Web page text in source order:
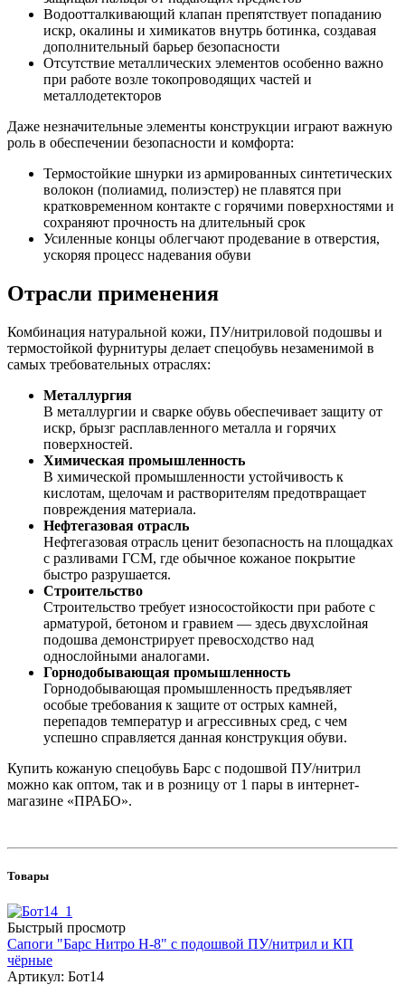
Водоотталкивающий клапан препятствует попаданию
искр, окалины и химикатов внутрь ботинка, создавая
дополнительный барьер безопасности
Отсутствие металлических элементов особенно важно
при работе возле токопроводящих частей и
металлодетекторов
Даже незначительные элементы конструкции играют важную
роль в обеспечении безопасности и комфорта:
Термостойкие шнурки из армированных синтетических
волокон (полиамид, полиэстер) не плавятся при
кратковременном контакте с горячими поверхностями и
сохраняют прочность на длительный срок
Усиленные концы облегчают продевание в отверстия,
ускоряя процесс надевания обуви
Отрасли применения
Комбинация натуральной кожи, ПУ/нитриловой подошвы и
термостойкой фурнитуры делает спецобувь незаменимой в
самых требовательных отраслях:
Металлургия
В металлургии и сварке обувь обеспечивает защиту от
искр, брызг расплавленного металла и горячих
поверхностей.
Химическая промышленность
В химической промышленности устойчивость к
кислотам, щелочам и растворителям предотвращает
повреждения материала.
Нефтегазовая отрасль
Нефтегазовая отрасль ценит безопасность на площадках
с разливами ГСМ, где обычное кожаное покрытие
быстро разрушается.
Строительство
Строительство требует износостойкости при работе с
арматурой, бетоном и гравием — здесь двухслойная
подошва демонстрирует превосходство над
однослойными аналогами.
Горнодобывающая промышленность
Горнодобывающая промышленность предъявляет
особые требования к защите от острых камней,
перепадов температур и агрессивных сред, с чем
успешно справляется данная конструкция обуви.
Купить кожаную спецобувь Барс с подошвой ПУ/нитрил
можно как оптом, так и в розницу от 1 пары в интернет-
магазине «ПРАБО».
Товары
Быстрый просмотр
Сапоги "Барс Нитро Н-8" с подошвой ПУ/нитрил и КП
чёрные
Артикул: Бот14